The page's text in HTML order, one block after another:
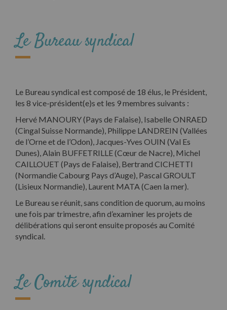
Le Bureau syndical
Le Bureau syndical est composé de 18 élus, le Président,
les 8 vice-président(e)s et les 9 membres suivants :
Hervé MANOURY (Pays de Falaise), Isabelle ONRAED
(Cingal Suisse Normande), Philippe LANDREIN (Vallées
de l’Orne et de l’Odon), Jacques-Yves OUIN (Val Es
Dunes), Alain BUFFETRILLE (Cœur de Nacre), Michel
CAILLOUET (Pays de Falaise), Bertrand CICHETTI
(Normandie Cabourg Pays d’Auge), Pascal GROULT
(Lisieux Normandie), Laurent MATA (Caen la mer).
Le Bureau se réunit, sans condition de quorum, au moins
une fois par trimestre, afin d’examiner les projets de
délibérations qui seront ensuite proposés au Comité
syndical.
Le Comité syndical